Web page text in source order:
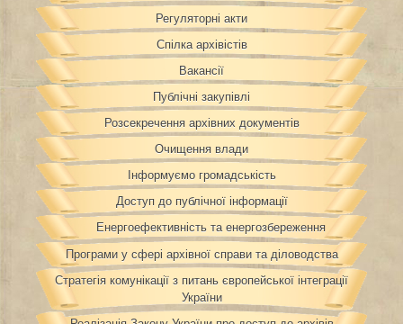
Регуляторні акти
Спілка архівістів
Вакансії
Публічні закупівлі
Розсекречення архівних документів
Очищення влади
Інформуємо громадськість
Доступ до публічної інформації
Енергоефективність та енергозбереження
Програми у сфері архівної справи та діловодства
Стратегія комунікації з питань європейської інтеграції
України